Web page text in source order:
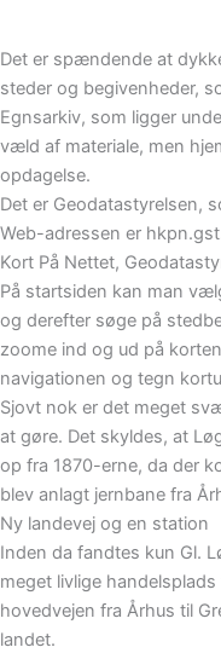
Det er spændende at
steder og begivenheder,
Egnsarkiv, som ligger
væld af materiale, men
opdagelse.
Det er Geodatastyrelsen,
Web-adressen er
Kort På Nettet,
På startsiden kan man
og derefter søge på
zoome ind og ud på
navigationen og tegn
Sjovt nok er det meget
at gøre. Det skyldes, at
op fra 1870-erne, da der
blev anlagt jernbane fra
Ny landevej og en station
Inden da fandtes kun Gl.
meget livlige
hovedvejen fra Århus til
landet.